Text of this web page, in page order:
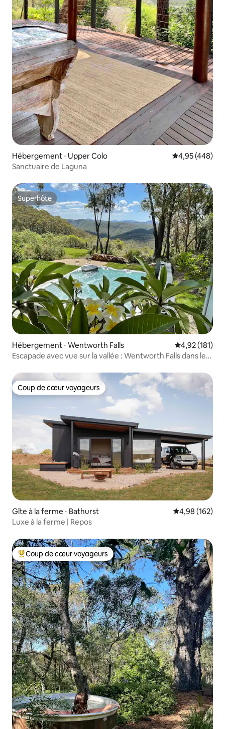
Hébergement ⋅ Upper Colo Évaluation
4,95 (448)
Sanctuaire de Laguna
Superhôte
Superhôte
Hébergement ⋅ Wentworth Falls Évaluation
4,92 (181)
Escapade avec vue sur la vallée : Wentworth Falls dans les
Coup de cœur voyageurs
Coup de cœur voyageurs
Gîte à la ferme ⋅ Bathurst Évaluation
4,98 (162)
Luxe à la ferme | Repos
Coups de cœur voyageurs les plus appréciés
Coup de cœur voyageurs